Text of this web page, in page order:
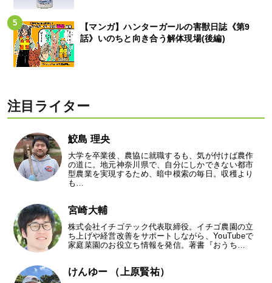
【マンガ】ハンターガールの害獣日誌《第9
話》いのちと向き合う解体現場(後編)
注目ライター
鮫島 理央
大学を卒業後、農協に就職するも、気が付けば農作
の道に。地元神奈川県で、自分にしかできない都市
型農業を実現するため、暗中模索の毎日。収穫より
も…
宮崎大輔
株式会社イチゴテック代表取締役。イチゴ農園の立
ち上げや経営改善をサポートしながら、YouTubeで
家庭菜園のお役立ち情報を発信。著書『おうち…
けんゆー （上原賢祐）